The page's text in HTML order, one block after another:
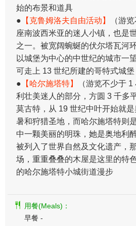
始的布景和道具
● 【克鲁姆洛夫自由活动】
（游
座南波西米亚的迷人小镇，也是
之一。被宽阔蜿蜒的伏尔塔瓦河
以城堡为中心的中世纪的城市一
可走上 13 世纪所建的哥特式城
● 【哈尔施塔特】
（游览不少于
利壮美迷人的部分，方圆 3 千多
莫古特，从 19 世纪中叶开始就
暑和狩猎圣地，而哈尔施塔特则
中一颗美丽的明珠，她是奥地利
被列入了世界自然及文化遗产，
场，重重叠叠的木屋是这里的特
的哈尔施塔特小城街道漫步
用餐(Meals)：
早餐 -